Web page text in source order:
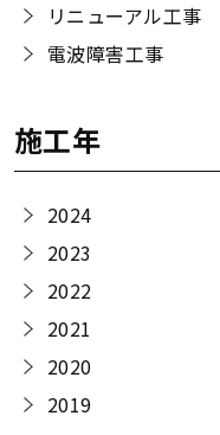
リニューアル工事
電波障害工事
施工年
2024
2023
2022
2021
2020
2019